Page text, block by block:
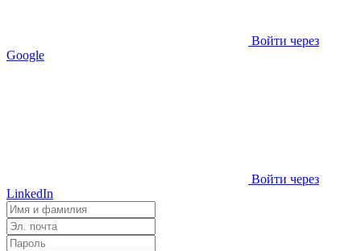
Войти через
Google
Войти через
LinkedIn